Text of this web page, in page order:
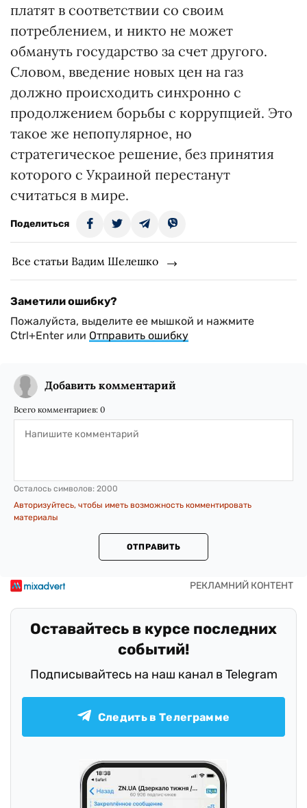
платят в соответствии со своим
потреблением, и никто не может
обмануть государство за счет другого.
Словом, введение новых цен на газ
должно происходить синхронно с
продолжением борьбы с коррупцией. Это
такое же непопулярное, но
стратегическое решение, без принятия
которого с Украиной перестанут
считаться в мире.
Поделиться
Все статьи Вадим Шелешко
Заметили ошибку?
Пожалуйста, выделите ее мышкой и нажмите
Ctrl+Enter или Отправить ошибку
Добавить комментарий
Всего комментариев: 0
Осталось символов: 2000
Авторизуйтесь, чтобы иметь возможность комментировать
материалы
ОТПРАВИТЬ
Оставайтесь в курсе последних
событий!
Подписывайтесь на наш канал в Telegram
Следить в Телеграмме